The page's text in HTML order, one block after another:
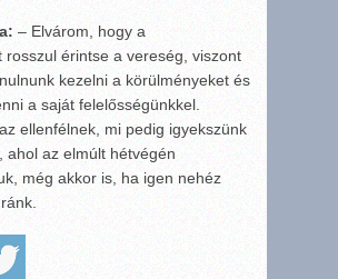
– Elvárom, hogy a
rosszul érintse a vereség, viszont
kezelni a körülményeket és
a saját felelősségünkkel.
ellenfélnek, mi pedig igyekszünk
ahol az elmúlt hétvégén
még akkor is, ha igen nehéz